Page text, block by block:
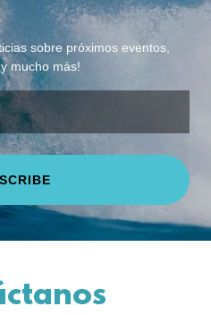
sobre próximos eventos,
mucho más!